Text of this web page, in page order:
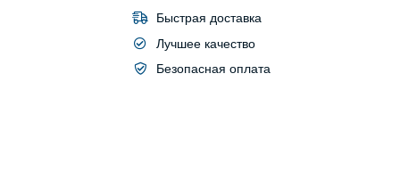
Быстрая доставка
Лучшее качество
Безопасная оплата